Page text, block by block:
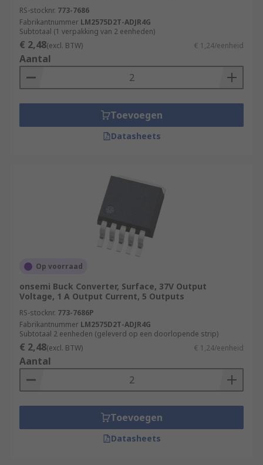
RS-stocknr. 773-7686
Fabrikantnummer LM2575D2T-ADJR4G
Subtotaal (1 verpakking van 2 eenheden)
€ 2,48(excl. BTW) € 1,24/eenheid
Aantal
Toevoegen
Datasheets
Op voorraad
onsemi Buck Converter, Surface, 37V Output
Voltage, 1 A Output Current, 5 Outputs
RS-stocknr. 773-7686P
Fabrikantnummer LM2575D2T-ADJR4G
Subtotaal 2 eenheden (geleverd op een doorlopende strip)
€ 2,48(excl. BTW) € 1,24/eenheid
Aantal
Toevoegen
Datasheets